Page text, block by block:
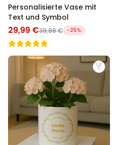
Personalisierte Vase mit
Text und Symbol
29,99 €39,99 € -25%